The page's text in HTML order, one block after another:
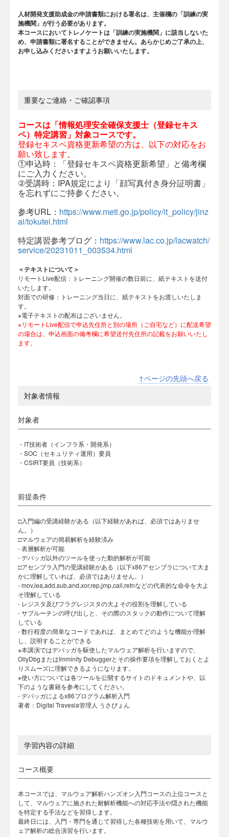
人材開発支援助成金の申請書類における署名は、主催欄の「訓練の実
施機関」が行う必要があります。
本コースにおいてトレノケートは「訓練の実施機関」に該当しないた
め、申請書類に署名することができません。あらかじめご了承の上、
お申し込みくださいますようお願いいたします。
重要なご連絡・ご確認事項
コースは「情報処理安全確保支援士（登録セキス
ペ）特定講習」対象コースです。
登録セキスペ資格更新希望の方は、以下の対応をお
願い致します。
①申込時：「登録セキスペ資格更新希望」と備考欄
にご入力ください。
②受講時：IPA規定により「顔写真付き身分証明書」
を忘れずにご持参ください。
参考URL： https://www.meti.go.jp/policy/it_policy/jinz
ai/tokutei.html
特定講習参考ブログ： https://www.lac.co.jp/lacwatch/
service/20231011_003534.html
＜テキストについて＞
リモートLive配信：トレーニング開催の数日前に、紙テキストを送付
いたします。
対面での研修：トレーニング当日に、紙テキストをお渡しいたしま
す。
※電子テキストの配布はございません。
※リモートLive配信で申込先住所と別の場所（ご自宅など）に配送希望
の場合は、申込画面の備考欄に希望送付先住所の記載をお願いいたし
ます。
↑ページの先頭へ戻る
対象者情報
対象者
・IT技術者（インフラ系・開発系）
・SOC（セキュリティ運用）要員
・CSIRT要員（技術系）
前提条件
□入門編の受講経験がある（以下経験があれば、必須ではありませ
ん。）
□マルウェアの簡易解析を経験済み
- 表層解析が可能
- デバッガ以外のツールを使った動的解析が可能
□アセンブラ入門の受講経験がある（以下x86アセンブラについて大ま
かに理解していれば、必須ではありません。）
- mov,lea,add,sub,and,xor,rep,jmp,call,retnなどの代表的な命令を大よ
そ理解している
- レジスタ及びフラグレジスタの大よその役割を理解している
- サブルーチンの呼び出しと、その際のスタックの動作について理解
している
- 数行程度の簡単なコードであれば、まとめてどのような機能か理解
し、説明することができる
※本講演ではデバッガを駆使したマルウェア解析を行いますので、
OllyDbgまたはImminity Debuggerとその操作要項を理解しておくとよ
りスムーズに理解できるようになります。
※使い方については各ツールを公開するサイトのドキュメントや、以
下のような書籍を参考にしてください。
- デバッガによるx86プログラム解析入門
著者：Digital Travesia管理人 うさぴょん
学習内容の詳細
コース概要
本コースでは、マルウェア解析ハンズオン入門コースの上位コースと
して、マルウェアに施された耐解析機能への対応手法や隠された機能
を特定する手法などを習得します。
最終日には、入門・専門を通じて習得した各種技術を用いて、マルウ
ェア解析の総合演習を行います。